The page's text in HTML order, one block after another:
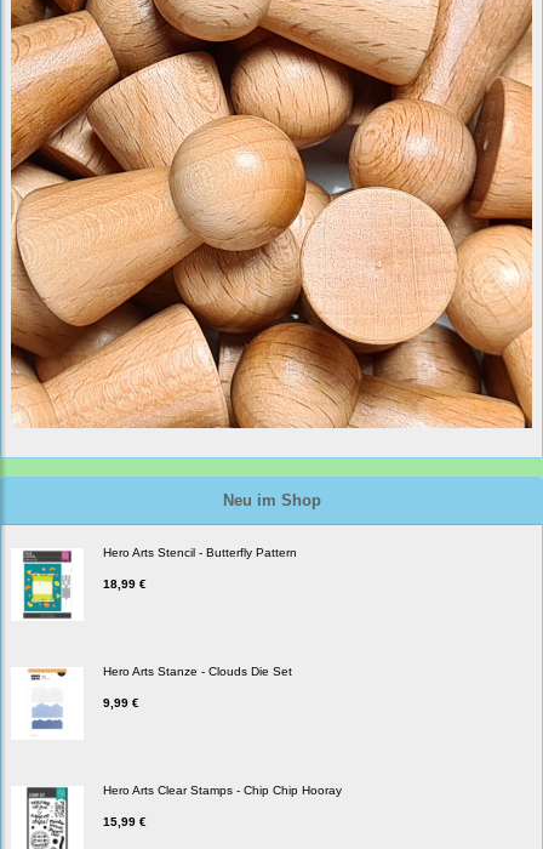
Neu im Shop
Hero Arts Stencil - Butterfly Pattern
18,99 €
Hero Arts Stanze - Clouds Die Set
9,99 €
Hero Arts Clear Stamps - Chip Chip Hooray
15,99 €